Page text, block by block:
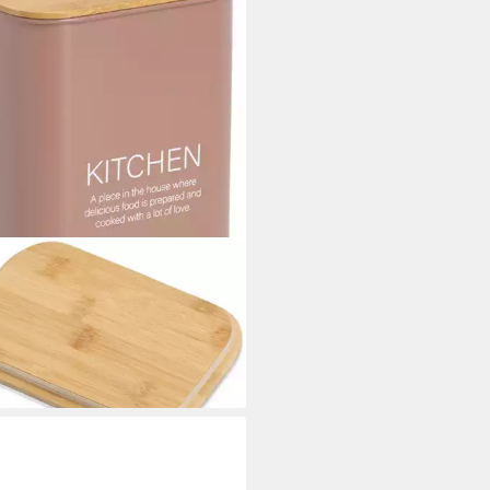
PRESENT
mit Bambusdeckel
Bambus, Metall, (1-tlg),
3500 ml
€
- in 3-4 Werktagen bei dir